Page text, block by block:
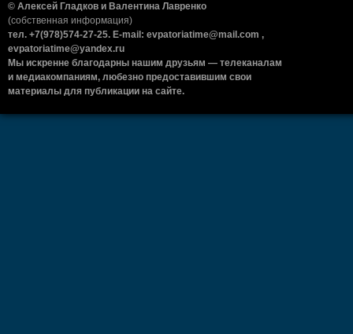
© Алексей Гладков и Валентина Лавренко
(собственная информация)
тел. +7(978)574-27-25. E-mail: evpatoriatime@mail.com ,
evpatoriatime@yandex.ru
Мы искренне благодарны нашим друзьям — телеканалам
и медиакомпаниям, любезно предоставившим свои
материалы для публикации на сайте.